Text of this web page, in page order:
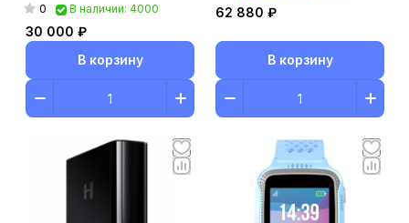
0 В наличии: 4000
30 000 ₽
В корзину
62 880 ₽
В корзину